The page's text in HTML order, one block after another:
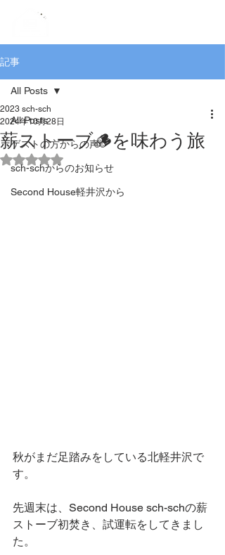
記事
All Posts
ゲストの方からの声
sch-schからのお知らせ
Second House軽井沢から
All Posts
薪ストーブ🪵を味わう旅
2023 sch-sch
2024年10月28日
5つ星のうちNaNと評価されています。
秋がまだ足踏みをしている北軽井沢で
す。
先週末は、Second House sch-schの薪
ストーブ初焚き、試運転をしてきまし
た。